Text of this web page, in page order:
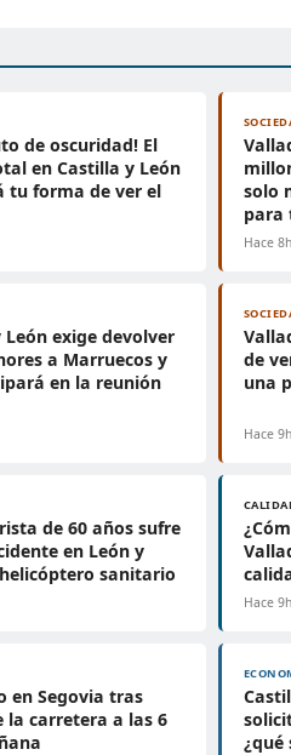
de oscuridad! El
en Castilla y León
tu forma de ver el
solo
para
Hace 8h
León exige devolver
a Marruecos y
en la reunión
de
una
Hace 9h
de 60 años sufre
en León y
sanitario
Hace 9h
en Segovia tras
la carretera a las 6
¿qué